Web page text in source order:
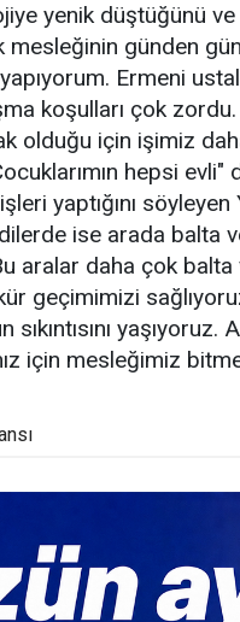
yenik düştüğünü ve
günden
Ermeni
koşulları çok
olduğu için işimiz
hepsi evli"
yaptığını
ise arada balta
aralar daha çok
geçimimizi
sıkıntısını
için mesleğimiz